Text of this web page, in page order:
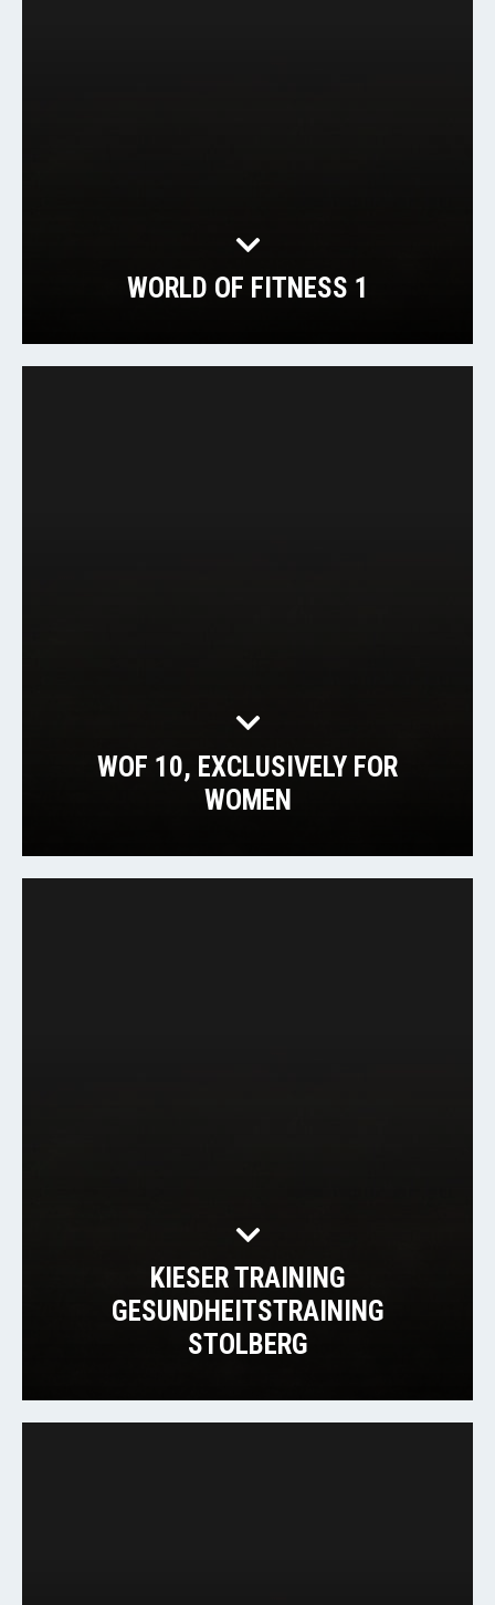
WORLD OF FITNESS 1
WOF 10, EXCLUSIVELY FOR
WOMEN
KIESER TRAINING
GESUNDHEITSTRAINING
STOLBERG